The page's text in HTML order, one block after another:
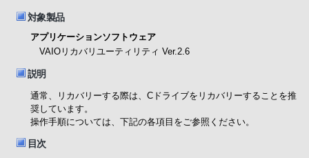
対象製品
アプリケーションソフトウェア
VAIOリカバリユーティリティ Ver.2.6
説明
通常、リカバリーする際は、Cドライブをリカバリーすることを推
奨しています。
操作手順については、下記の各項目をご参照ください。
目次